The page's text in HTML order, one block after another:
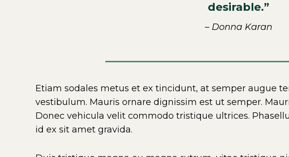
desirable.”
– Donna Karan
Etiam sodales metus et ex tincidunt, at semper augue
vestibulum. Mauris ornare dignissim est ut semper.
Donec vehicula velit commodo tristique ultrices.
id ex sit amet gravida.